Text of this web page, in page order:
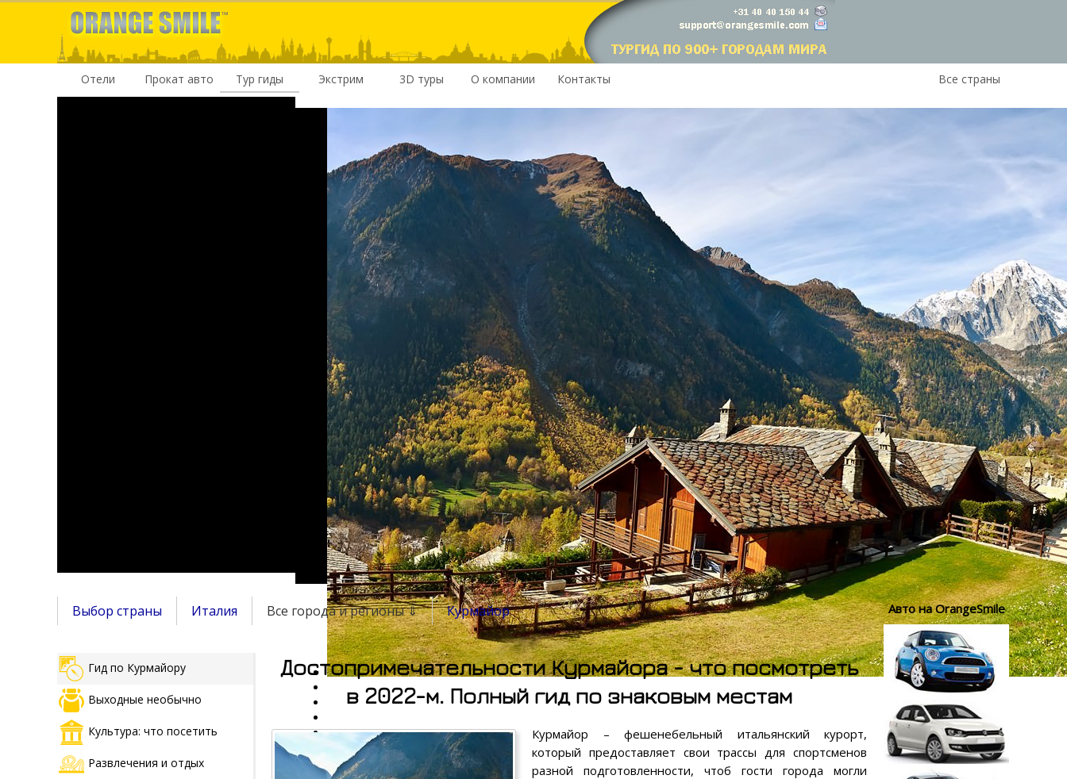
Отели Прокат авто Тур гиды Экстрим 3D туры О компании Контакты Все страны
Выбор страны Италия Все города и регионы ⇓ Курмайор
Гид по Курмайору
Выходные необычно
Культура: что посетить
Развлечения и отдых
Достопримечательности Курмайора - что посмотреть
в 2022-м. Полный гид по знаковым местам
Курмайор – фешенебельный итальянский курорт,
который предоставляет свои трассы для спортсменов
разной подготовленности, чтоб гости города могли
Авто на OrangeSmile